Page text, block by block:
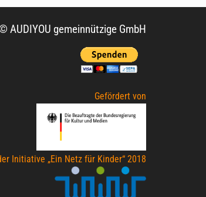
© AUDIYOU gemeinnützige GmbH
Gefördert von
Initiative „Ein Netz für Kinder“ 2018